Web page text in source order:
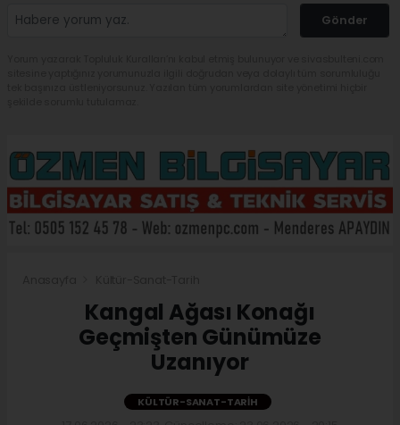
Gönder
Kangal Ağası Konağı
Geçmişten Günümüze
Uzanıyor
KÜLTÜR-SANAT-TARIH